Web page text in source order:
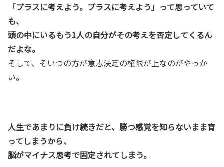
「プラスに考えよう。プラスに考えよう」って思っていて
も、
頭の中にいるもう1人の自分がその考えを否定してくるん
だよな。
そして、そいつの方が意志決定の権限が上なのがやっか
い。
人生であまりに負け続きだと、勝つ感覚を知らないまま育
ってしまうから、
脳がマイナス思考で固定されてしまう。